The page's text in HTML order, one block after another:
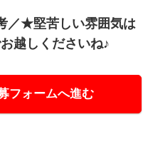
／★堅苦しい雰囲気は
越しくださいね♪
フォームへ進む